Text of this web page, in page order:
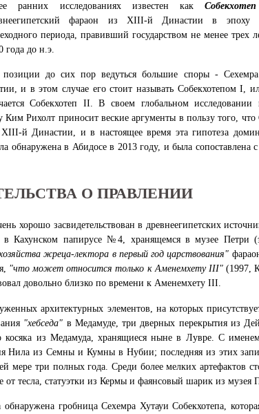
ранних исследованиях известен как
фараон из XIII-й Династии в эпоху
периода, правивший государством не менее трех
года до н.э.
позиции до сих пор ведуться большие споры -
и в этом случае его стоит называть Собекхотепом I,
Собекхотеп II. В своем глобальном исследовании
Ким Рихолт приносит веские аргументы в пользу того, что
XIII-й Династии, и в настоящее время эта гипотеза
обнаружена в Абидосе в 2013 году, и была сопоставлена
О ПРАВЛЕНИИ
хорошо засвидетельствован в древнеегипетских
в Кахунском папирусе №4, хранящемся в музее
жреца-лектора в первый год царствования"
"что может относится только к Аменемхету III"(1997,
довольно близко по времени к Аменемхету III.
архитектурных элементов, на которых
"хебседа" в Медамуде, три дверных перекрытия из
косяка из Медамуда, хранящиеся ныне в Лувре. С
Нила из Семны и Кумны в Нубии; последняя из этих
мере три полных года. Среди более мелких артефактов
тесла, статуэтки из Кермы и фаянсовый шарик из музея
гробница Сехемра Хутауи Собекхотепа,